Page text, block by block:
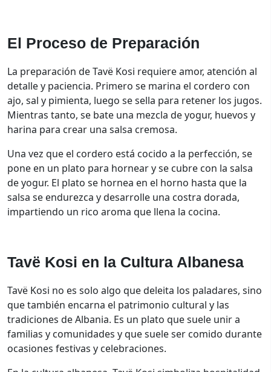
El Proceso de Preparación
La preparación de Tavë Kosi requiere amor, atención al
detalle y paciencia. Primero se marina el cordero con
ajo, sal y pimienta, luego se sella para retener los jugos.
Mientras tanto, se bate una mezcla de yogur, huevos y
harina para crear una salsa cremosa.
Una vez que el cordero está cocido a la perfección, se
pone en un plato para hornear y se cubre con la salsa
de yogur. El plato se hornea en el horno hasta que la
salsa se endurezca y desarrolle una costra dorada,
impartiendo un rico aroma que llena la cocina.
Tavë Kosi en la Cultura Albanesa
Tavë Kosi no es solo algo que deleita los paladares, sino
que también encarna el patrimonio cultural y las
tradiciones de Albania. Es un plato que suele unir a
familias y comunidades y que suele ser comido durante
ocasiones festivas y celebraciones.